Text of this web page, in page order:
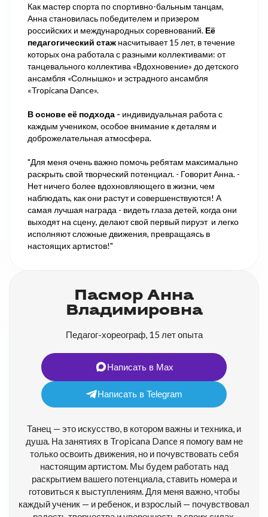
Как мастер спорта по спортивно-бальным танцам,
Анна становилась победителем и призером
российских и международных соревнований. Её
педагогический стаж насчитывает 15 лет, в течение
которых она работала с разными коллективами: от
танцевального коллектива «Вдохновение» до детского
ансамбля «Солнышко» и эстрадного ансамбля
«Tropicana Dance».
В основе её подхода - индивидуальная работа с
каждым учеником, особое внимание к деталям и
доброжелательная атмосфера.
"Для меня очень важно помочь ребятам максимально
раскрыть свой творческий потенциал. - Говорит Анна. -
Нет ничего более вдохновляющего в жизни, чем
наблюдать, как они растут и совершенствуются! А
самая лучшая награда - видеть глаза детей, когда они
выходят на сцену, делают свой первый пируэт и легко
исполняют сложные движения, превращаясь в
настоящих артистов!"
Пасмор Анна
Владимировна
Педагог-хореограф, 15 лет опыта
Написать в Max
Написать в Telegram
Танец — это искусство, в котором важны и техника, и
душа. На занятиях в Tropicana Dance я помогу вам не
только освоить движения, но и почувствовать себя
настоящим артистом. Мы будем работать над
раскрытием вашего потенциала, ставить номера и
готовиться к выступлениям. Для меня важно, чтобы
каждый ученик — и ребенок, и взрослый — почувствовал